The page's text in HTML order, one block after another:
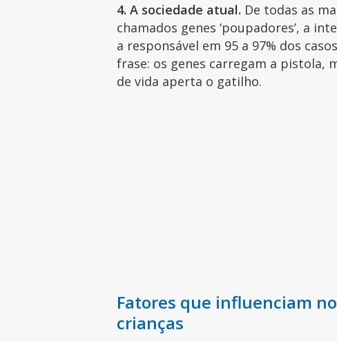
4. A sociedade atual. De todas as
chamados genes ‘poupadores’, a
a responsável em 95 a 97% dos
frase: os genes carregam a pistola,
de vida aperta o gatilho.
Fatores que influenciam
crianças